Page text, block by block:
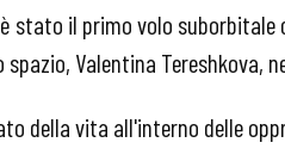
è stato il primo volo
Valentina Tereshkova,
della vita all'interno delle